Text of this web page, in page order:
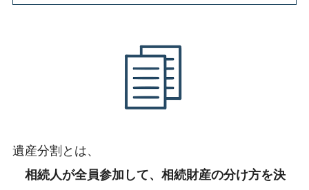
遺産分割とは、
相続人が全員参加して、相続財産の分け方を決